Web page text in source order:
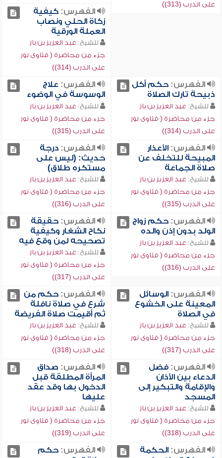
على الدرب (313))
الفهرس:كيفية
زكاة الحلي ونصاب
العملة الورقية
للشيخ: عبد العزيز بن باز
جزء من محاضرة ( فتاوى نور
على الدرب (314))
الفهرس:حكم أكل
ذبيحة تارك الصلاة
للشيخ: عبد العزيز بن باز
جزء من محاضرة ( فتاوى نور
على الدرب (314))
الفهرس: علاج
الوسوسة في الوضوء
للشيخ: عبد العزيز بن باز
جزء من محاضرة ( فتاوى نور
على الدرب (315))
الفهرس:الأعذار
المبيحة للتخلف عن
صلاة الجماعة
للشيخ: عبد العزيز بن باز
جزء من محاضرة ( فتاوى نور
على الدرب (315))
الفهرس:درجة
حديث: (ليس على
مستكره طلاق)
للشيخ: عبد العزيز بن باز
جزء من محاضرة ( فتاوى نور
على الدرب (316))
الفهرس:حكم زواج
الولد بدون إذن والده
للشيخ: عبد العزيز بن باز
جزء من محاضرة ( فتاوى نور
على الدرب (316))
الفهرس:حقيقة
نكاح الشغار وكيفية
تصحيحه لمن وقع فيه
للشيخ: عبد العزيز بن باز
جزء من محاضرة ( فتاوى نور
على الدرب (317))
الفهرس:الوسائل
المعينة على الخشوع
في الصلاة
للشيخ: عبد العزيز بن باز
جزء من محاضرة ( فتاوى نور
على الدرب (317))
الفهرس:حكم من
شرع في صلاة نافلة
ثم أقيمت صلاة الفريضة
للشيخ: عبد العزيز بن باز
جزء من محاضرة ( فتاوى نور
على الدرب (318))
الفهرس:فضل
الدعاء بين الأذان
والإقامة والتبكير إلى
المسجد
للشيخ: عبد العزيز بن باز
جزء من محاضرة ( فتاوى نور
على الدرب (318))
الفهرس: صداق
المرأة المطلقة قبل
الدخول بها وقد عقد
عليها
للشيخ: عبد العزيز بن باز
جزء من محاضرة ( فتاوى نور
على الدرب (319))
الفهرس:الحكمة
الفهرس:حكم